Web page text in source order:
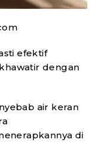
efektif
dengan
air keran
di